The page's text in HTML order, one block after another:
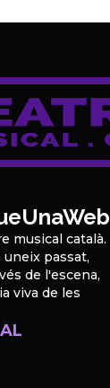
musical català.
passat,
de l'escena,
viva de les